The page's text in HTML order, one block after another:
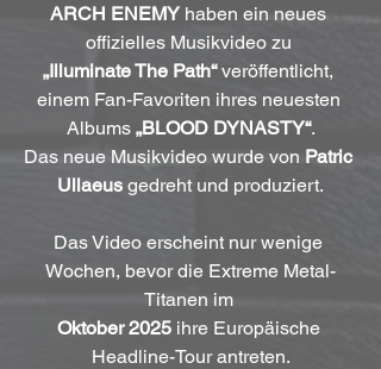
ARCH ENEMY haben ein neues
offizielles Musikvideo zu
„Illuminate The Path“ veröffentlicht,
einem Fan-Favoriten ihres neuesten
Albums „BLOOD DYNASTY“.
Das neue Musikvideo wurde von Patric
Ullaeus gedreht und produziert.
Das Video erscheint nur wenige
Wochen, bevor die Extreme Metal-
Titanen im
Oktober 2025 ihre Europäische
Headline-Tour antreten.